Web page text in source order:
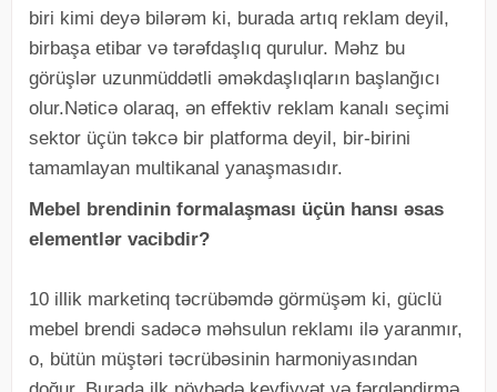
biri kimi deyə bilərəm ki, burada artıq reklam deyil,
birbaşa etibar və tərəfdaşlıq qurulur. Məhz bu
görüşlər uzunmüddətli əməkdaşlıqların başlanğıcı
olur.Nəticə olaraq, ən effektiv reklam kanalı seçimi
sektor üçün təkcə bir platforma deyil, bir-birini
tamamlayan multikanal yanaşmasıdır.
Mebel brendinin formalaşması üçün hansı əsas
elementlər vacibdir?
10 illik marketinq təcrübəmdə görmüşəm ki, güclü
mebel brendi sadəcə məhsulun reklamı ilə yaranmır,
o, bütün müştəri təcrübəsinin harmoniyasından